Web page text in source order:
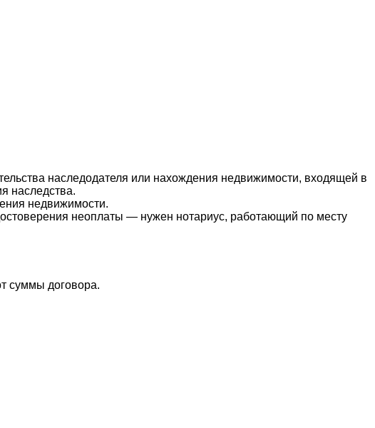
наследодателя или нахождения недвижимости, входящей в
наследства.
недвижимости.
неоплаты — нужен нотариус, работающий по месту
суммы договора.